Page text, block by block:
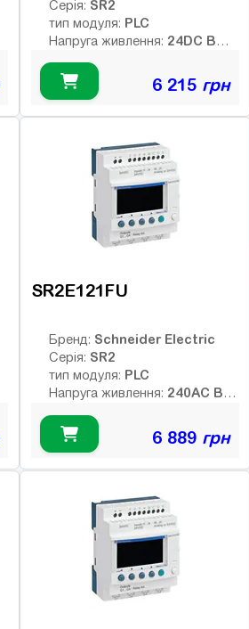
Серія: SR2
тип модуля: PLC
Напруга живлення: 24DC В
релейні
Інтерфейс: Немає
USB порт:
Число дискретних виходів:
Число високочастотних
виходів:
6 215 грн
SR2E121FU
Бренд: Schneider Electric
Серія: SR2
тип модуля: PLC
Напруга живлення: 240AC В
релейні
Інтерфейс: Немає
USB порт:
Число дискретних виходів:
Число високочастотних
6 889 грн